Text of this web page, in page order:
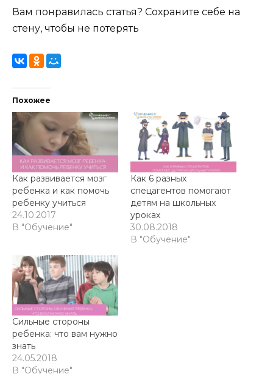
Вам понравилась статья? Сохраните себе на
стену, чтобы не потерять
Похожее
Как развивается мозг
ребенка и как помочь
ребенку учиться
24.10.2017
В "Обучение"
Как 6 разных
спецагентов помогают
детям на школьных
уроках
30.08.2018
В "Обучение"
Сильные стороны
ребенка: что вам нужно
знать
24.05.2018
В "Обучение"